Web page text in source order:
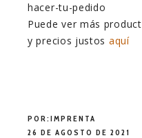
Puede ver más
y precios justos aquí
POR:IMPRENTA
26 DE AGOSTO DE 2021